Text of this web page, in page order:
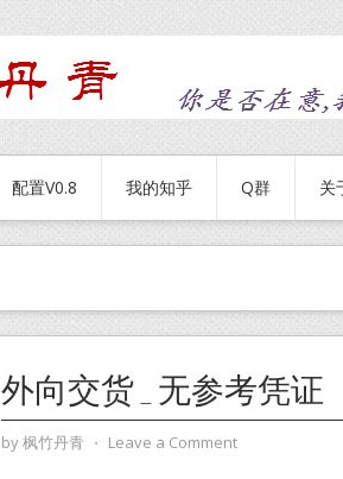
配置V0.8 我的知乎 Q群 关
外向交货_无参考凭证
by枫竹丹青 ⋅ Leave a Comment